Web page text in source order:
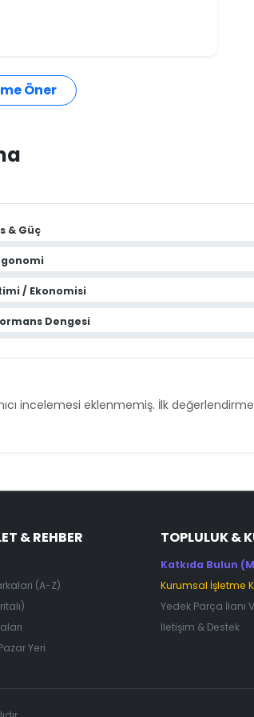
Öner
& Güç
/ Ekonomisi
Dengesi
incelemesi eklenmemiş. İlk
& REHBER
(A-Z)
Yeri
TOPLULUK &
Katkıda Bulun
Kurumsal İşletme
Yedek Parça İlanı
İletişim & Destek